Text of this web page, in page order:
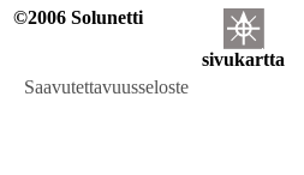
©2006 Solunetti
sivukartta
Saavutettavuusseloste